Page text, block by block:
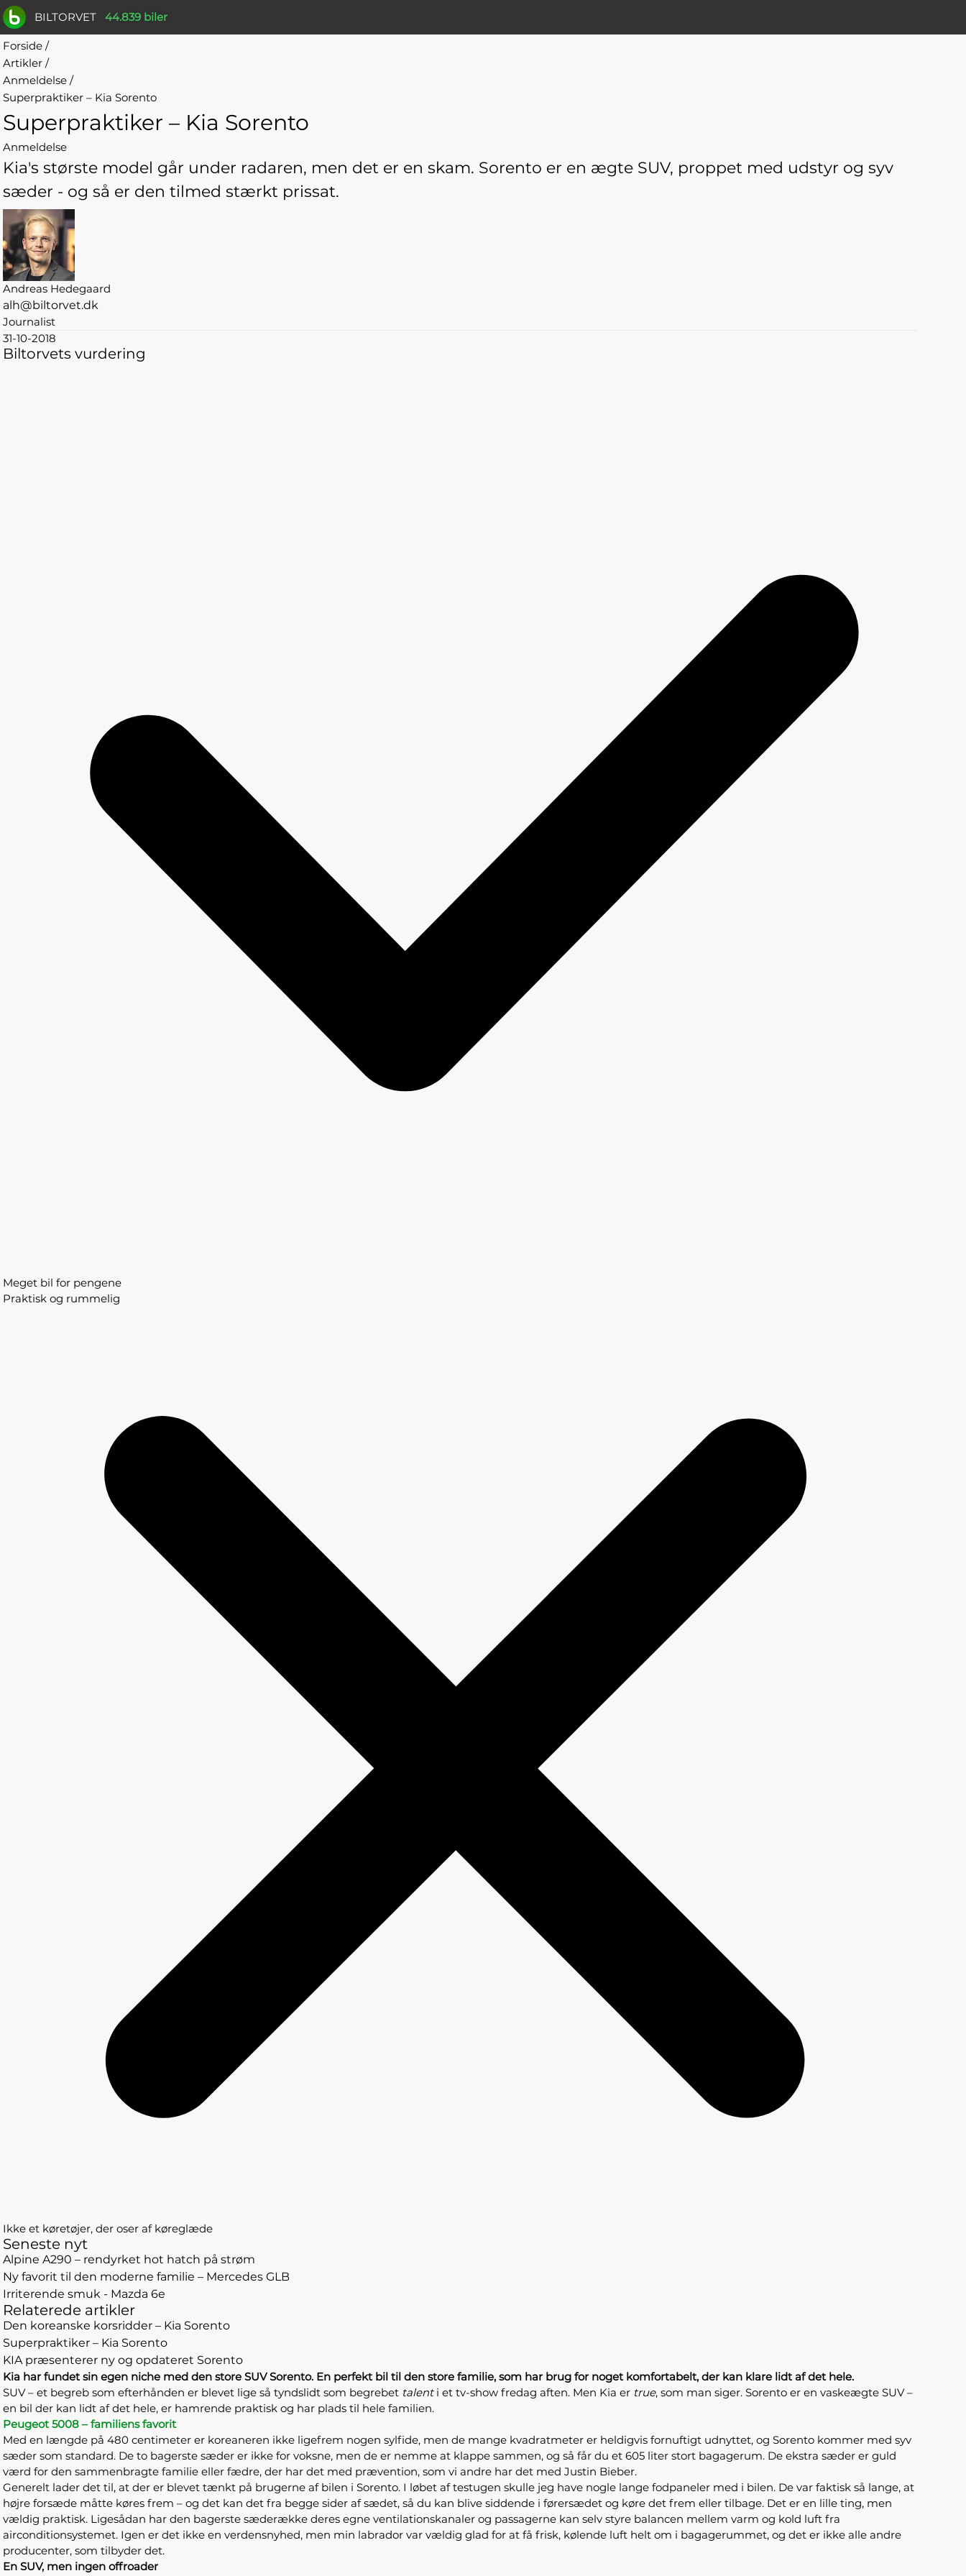
BILTORVET 44.839 biler
Forside /
Artikler /
Anmeldelse /
Superpraktiker – Kia Sorento
Superpraktiker – Kia Sorento
Anmeldelse
Kia's største model går under radaren, men det er en skam. Sorento er en ægte SUV, proppet med udstyr og syv
sæder - og så er den tilmed stærkt prissat.
Andreas Hedegaard
alh@biltorvet.dk
Journalist
31-10-2018
Biltorvets vurdering
Meget bil for pengene
Praktisk og rummelig
Ikke et køretøjer, der oser af køreglæde
Seneste nyt
Alpine A290 – rendyrket hot hatch på strøm
Ny favorit til den moderne familie – Mercedes GLB
Irriterende smuk - Mazda 6e
Relaterede artikler
Den koreanske korsridder – Kia Sorento
Superpraktiker – Kia Sorento
KIA præsenterer ny og opdateret Sorento
Kia har fundet sin egen niche med den store SUV Sorento. En perfekt bil til den store familie, som har brug for noget komfortabelt, der kan klare lidt af det hele.
SUV – et begreb som efterhånden er blevet lige så tyndslidt som begrebet talenti et tv-show fredag aften. Men Kia er true, som man siger. Sorento er en vaskeægte SUV –
en bil der kan lidt af det hele, er hamrende praktisk og har plads til hele familien.
Peugeot 5008 – familiens favorit
Med en længde på 480 centimeter er koreaneren ikke ligefrem nogen sylfide, men de mange kvadratmeter er heldigvis fornuftigt udnyttet, og Sorento kommer med syv
sæder som standard. De to bagerste sæder er ikke for voksne, men de er nemme at klappe sammen, og så får du et 605 liter stort bagagerum. De ekstra sæder er guld
værd for den sammenbragte familie eller fædre, der har det med prævention, som vi andre har det med Justin Bieber.
Generelt lader det til, at der er blevet tænkt på brugerne af bilen i Sorento. I løbet af testugen skulle jeg have nogle lange fodpaneler med i bilen. De var faktisk så lange, at
højre forsæde måtte køres frem – og det kan det fra begge sider af sædet, så du kan blive siddende i førersædet og køre det frem eller tilbage. Det er en lille ting, men
vældig praktisk. Ligesådan har den bagerste sæderække deres egne ventilationskanaler og passagerne kan selv styre balancen mellem varm og kold luft fra
airconditionsystemet. Igen er det ikke en verdensnyhed, men min labrador var vældig glad for at få frisk, kølende luft helt om i bagagerummet, og det er ikke alle andre
producenter, som tilbyder det.
En SUV, men ingen offroader